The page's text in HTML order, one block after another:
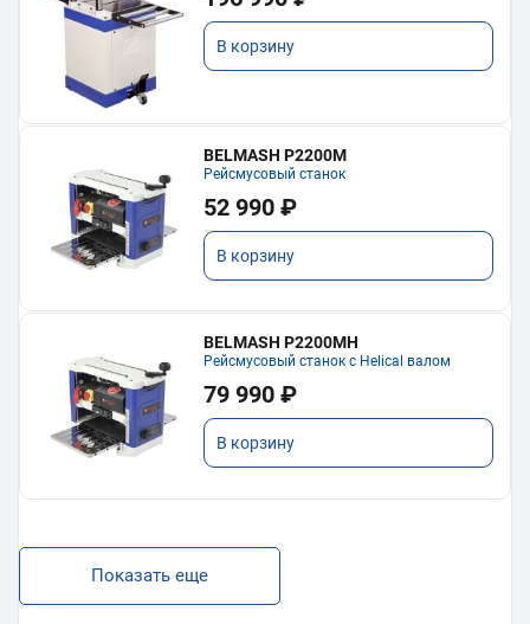
В корзину
BELMASH P2200M
Рейсмусовый станок
52 990 ₽
В корзину
BELMASH P2200MH
Рейсмусовый станок с Helical валом
79 990 ₽
В корзину
Показать еще